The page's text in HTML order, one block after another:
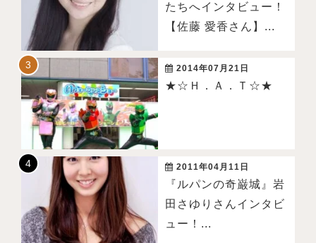
たちへインタビュー！
【佐藤 愛香さん】...
2014年07月21日
★☆Ｈ．Ａ．Ｔ☆★
2011年04月11日
『ルパンの奇巌城』岩
田さゆりさんインタビ
ュー！...